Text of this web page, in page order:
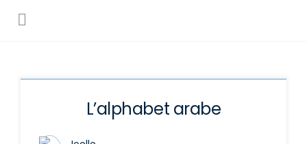
L’alphabet arabe